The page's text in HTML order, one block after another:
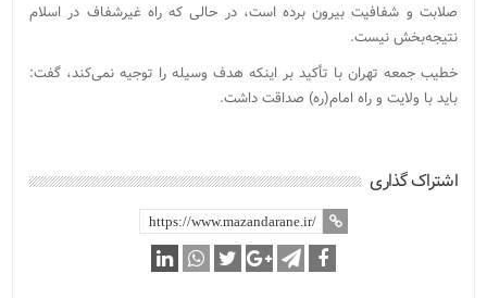
صلابت و شفافیت بیرون برده است، در حالی که راه غیرشفاف در اسلام
نتیجه‌بخش نیست.
خطیب جمعه تهران با تأکید بر اینکه هدف وسیله را توجیه نمی‌کند، گفت:
باید با ولایت و راه امام(ره) صداقت داشت.
اشتراک گذاری